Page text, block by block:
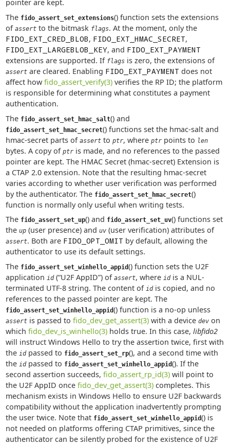
pointer are kept.
The fido_assert_set_extensions() function sets the extensions
of assertto the bitmask flags. At the moment, only the
FIDO_EXT_CRED_BLOB, FIDO_EXT_HMAC_SECRET,
FIDO_EXT_LARGEBLOB_KEY, and FIDO_EXT_PAYMENT
extensions are supported. If flagsis zero, the extensions of
assertare cleared. Enabling FIDO_EXT_PAYMENT does not
affect how fido_assert_verify(3)verifies the RP ID; the platform
is responsible for determining what constitutes a payment
authentication.
The fido_assert_set_hmac_salt() and
fido_assert_set_hmac_secret() functions set the hmac-salt and
hmac-secret parts of assertto ptr, where ptrpoints to len
bytes. A copy of ptris made, and no references to the passed
pointer are kept. The HMAC Secret (hmac-secret) Extension is
a CTAP 2.0 extension. Note that the resulting hmac-secret
varies according to whether user verification was performed
by the authenticator. The fido_assert_set_hmac_secret()
function is normally only useful when writing tests.
The fido_assert_set_up() and fido_assert_set_uv() functions set
the up(user presence) and uv(user verification) attributes of
assert. Both are FIDO_OPT_OMIT by default, allowing the
authenticator to use its default settings.
The fido_assert_set_winhello_appid() function sets the U2F
application id(“U2F AppID”) of assert, where idis a NUL-
terminated UTF-8 string. The content of idis copied, and no
references to the passed pointer are kept. The
fido_assert_set_winhello_appid() function is a no-op unless
assertis passed to fido_dev_get_assert(3)with a device devon
which fido_dev_is_winhello(3)holds true. In this case, libfido2
will instruct Windows Hello to try the assertion twice, first with
the idpassed to fido_assert_set_rp(), and a second time with
the idpassed to fido_assert_set_winhello_appid(). If the
second assertion succeeds, fido_assert_rp_id(3)will point to
the U2F AppID once fido_dev_get_assert(3)completes. This
mechanism exists in Windows Hello to ensure U2F backwards
compatibility without the application inadvertently prompting
the user twice. Note that fido_assert_set_winhello_appid() is
not needed on platforms offering CTAP primitives, since the
authenticator can be silently probed for the existence of U2F